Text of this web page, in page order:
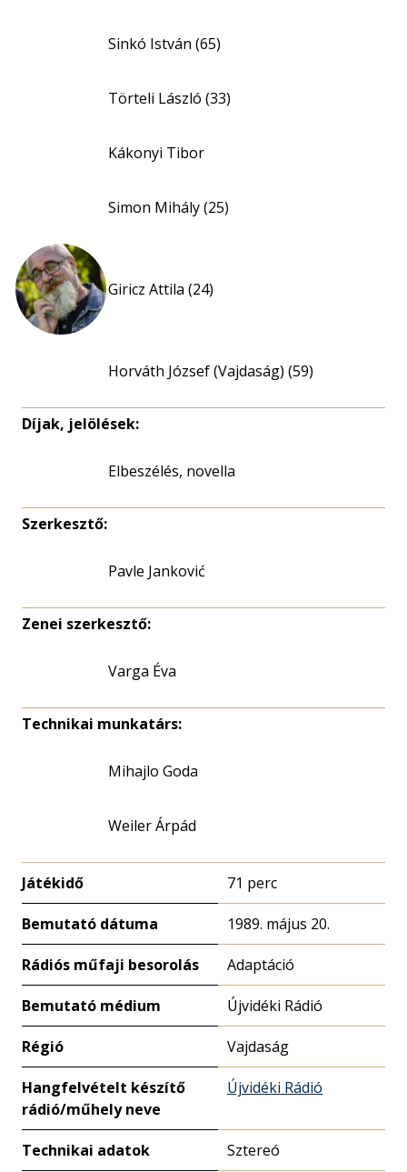
Sinkó István (65)
Törteli László (33)
Kákonyi Tibor
Simon Mihály (25)
Giricz Attila (24)
Horváth József (Vajdaság) (59)
Díjak, jelölések:
Elbeszélés, novella
Szerkesztő:
Pavle Janković
Zenei szerkesztő:
Varga Éva
Technikai munkatárs:
Mihajlo Goda
Weiler Árpád
Játékidő 71 perc
Bemutató dátuma 1989. május 20.
Rádiós műfaji besorolás Adaptáció
Bemutató médium Újvidéki Rádió
Régió Vajdaság
Hangfelvételt készítő
rádió/műhely neve
Újvidéki Rádió
Technikai adatok Sztereó